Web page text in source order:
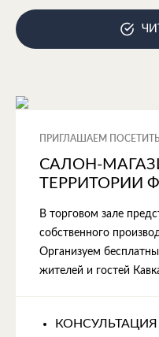
ПРИГЛАШАЕМ ПОСЕТИТЬ
САЛОН-
ТЕРРИТОРИИ
В торговом зале
собственного
Организуем
жителей и гостей
КОНСУЛЬТАЦИЯ